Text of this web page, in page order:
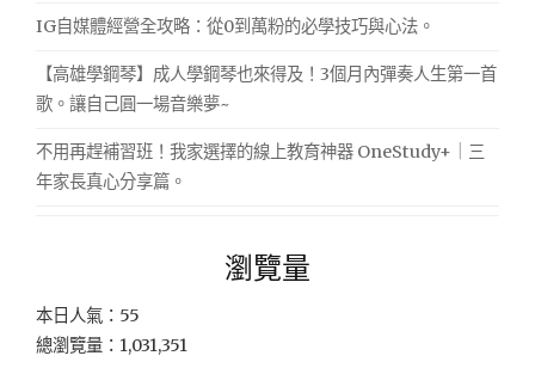
IG自媒體經營全攻略：從0到萬粉的必學技巧與心法。
【高雄學鋼琴】成人學鋼琴也來得及！3個月內彈奏人生第一首
歌。讓自己圓一場音樂夢~
不用再趕補習班！我家選擇的線上教育神器 OneStudy+｜三
年家長真心分享篇。
瀏覽量
本日人氣：55
總瀏覽量：1,031,351